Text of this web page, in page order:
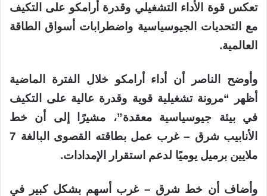
تعكس قوة الأداء التشغيلي وقدرة أرامكو على التكيف
مع التحديات الجيوسياسية واضطرابات أسواق الطاقة
العالمية.
وأوضح الناصر أن أداء أرامكو خلال الفترة الماضية
أظهر “مرونة تشغيلية قوية وقدرة عالية على التكيف
في بيئة جيوسياسية معقدة”، مشيرًا إلى أن خط
الأنابيب شرق – غرب عمل بطاقته القصوى البالغة 7
ملايين برميل يوميًا لدعم استقرار الإمدادات.
وأضاف أن خط شرق – غرب أسهم بشكل كبير في